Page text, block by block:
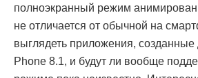
полноэкранный режим анимирован,
не отличается от обычной на
выглядеть приложения,
Phone 8.1, и будут ли вообще